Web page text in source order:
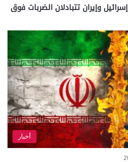
وإيران تتبادلان الضربات فوق
أخبار